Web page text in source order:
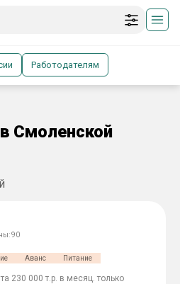
Работодателям
Смоленской
90
Аванс Питание
230 000 т.р. в месяц. только